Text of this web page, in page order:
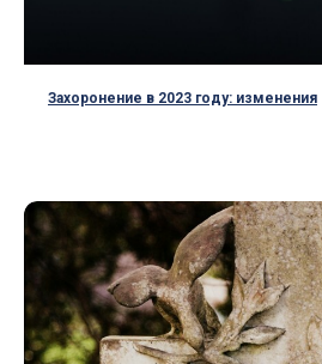
Захоронение в 2023 году: изменения